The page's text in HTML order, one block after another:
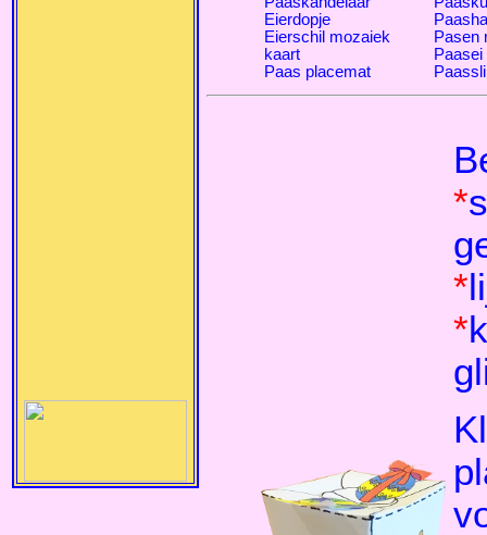
Eierdopje
Eierschil mozaiek
kaart
Paas placemat
Pasen
Paasei
*
*
*